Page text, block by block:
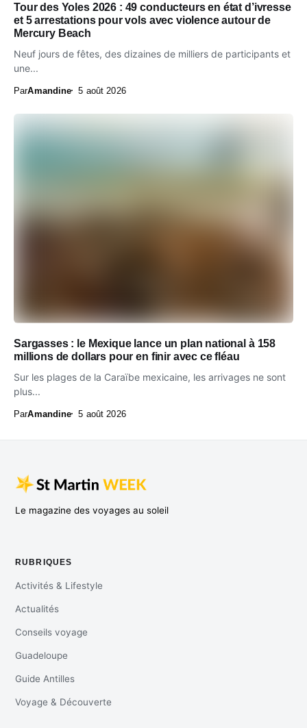
Tour des Yoles 2026 : 49 conducteurs en état d’ivresse
et 5 arrestations pour vols avec violence autour de
Mercury Beach
Neuf jours de fêtes, des dizaines de milliers de participants et
une...
ParAmandine 5 août 2026
Sargasses : le Mexique lance un plan national à 158
millions de dollars pour en finir avec ce fléau
Sur les plages de la Caraïbe mexicaine, les arrivages ne sont
plus...
ParAmandine 5 août 2026
Le magazine des voyages au soleil
RUBRIQUES
Activités & Lifestyle
Actualités
Conseils voyage
Guadeloupe
Guide Antilles
Voyage & Découverte